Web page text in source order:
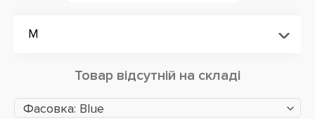
M
Товар відсутній на складі
Фасовка: Blue